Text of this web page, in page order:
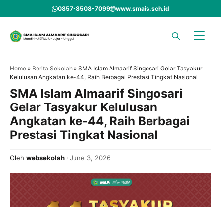
to
content
0857-8508-7099 www.smais.sch.id
Home » Berita Sekolah » SMA Islam Almaarif Singosari Gelar Tasyakur
Kelulusan Angkatan ke-44, Raih Berbagai Prestasi Tingkat Nasional
SMA Islam Almaarif Singosari
Gelar Tasyakur Kelulusan
Angkatan ke-44, Raih Berbagai
Prestasi Tingkat Nasional
Oleh websekolah June 3, 2026